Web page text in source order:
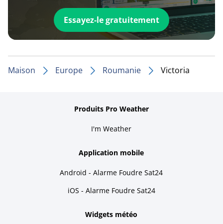
Essayez-le gratuitement
Maison Europe Roumanie Victoria
Produits Pro Weather
I'm Weather
Application mobile
Android - Alarme Foudre Sat24
iOS - Alarme Foudre Sat24
Widgets météo